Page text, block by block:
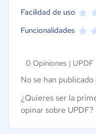
Facilidad de uso
Funcionalidades
0 Opiniones | UPDF
No se han
¿Quieres ser la
opinar sobre UPDF?